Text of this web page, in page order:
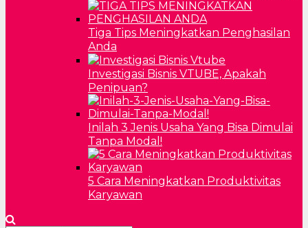
Tiga Tips Meningkatkan Penghasilan
Anda
Investigasi Bisnis VTUBE, Apakah
Penipuan?
Inilah 3 Jenis Usaha Yang Bisa Dimulai
Tanpa Modal!
5 Cara Meningkatkan Produktivitas
Karyawan